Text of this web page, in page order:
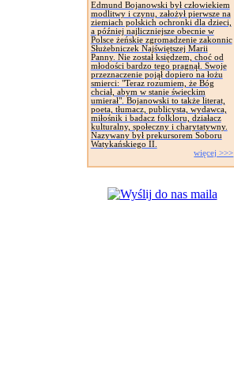
Edmund Bojanowski był człowiekiem
modlitwy i czynu, założył pierwsze na
ziemiach polskich ochronki dla dzieci,
a później najliczniejsze obecnie w
Polsce żeńskie zgromadzenie zakonnic
Służebniczek Najświętszej Marii
Panny. Nie został księdzem, choć od
młodości bardzo tego pragnął. Swoje
przeznaczenie pojął dopiero na łożu
smierci: "Teraz rozumiem, że Bóg
chciał, abym w stanie świeckim
umierał". Bojanowski to także literat,
poeta, tłumacz, publicysta, wydawca,
miłośnik i badacz folkloru, działacz
kulturalny, społeczny i charytatywny.
Nazywany był prekursorem Soboru
Watykańskiego II.
więcej >>>